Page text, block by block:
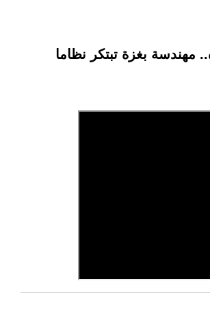
مهندسة بغزة تبتكر نظاما